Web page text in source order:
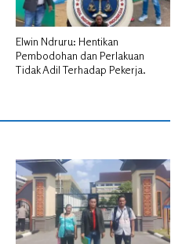
Elwin Ndruru: Hentikan
Pembodohan dan Perlakuan
Tidak Adil Terhadap Pekerja.